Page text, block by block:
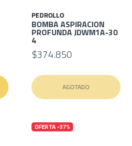
PEDROLLO
BOMBA ASPIRACION
PROFUNDA JDWM1A-30
4
$374.850
AGOTADO
OFERTA -37%